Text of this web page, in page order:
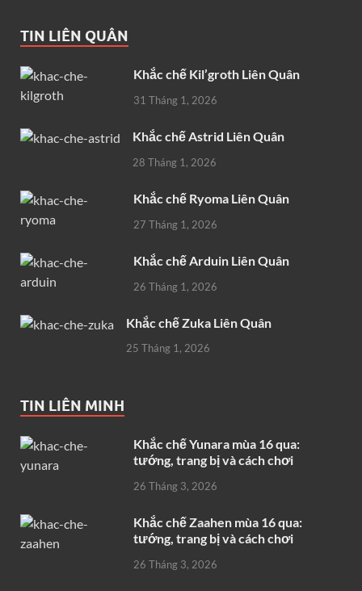
TIN LIÊN QUÂN
Khắc chế Kil’groth Liên Quân
31 Tháng 1, 2026
Khắc chế Astrid Liên Quân
28 Tháng 1, 2026
Khắc chế Ryoma Liên Quân
27 Tháng 1, 2026
Khắc chế Arduin Liên Quân
26 Tháng 1, 2026
Khắc chế Zuka Liên Quân
25 Tháng 1, 2026
TIN LIÊN MINH
Khắc chế Yunara mùa 16 qua:
tướng, trang bị và cách chơi
26 Tháng 3, 2026
Khắc chế Zaahen mùa 16 qua:
tướng, trang bị và cách chơi
26 Tháng 3, 2026